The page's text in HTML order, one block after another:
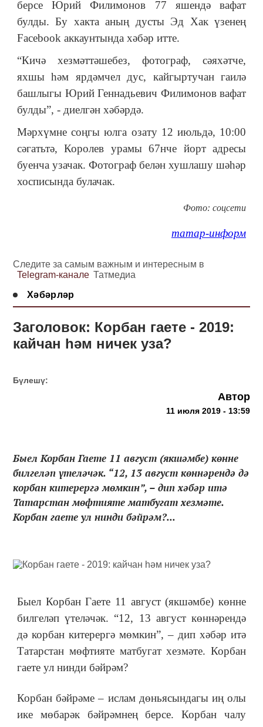
берсе Юрий Филимонов 77 яшендә вафат
булды. Бу хакта аның дусты Эд Хак үзенең
Facebook аккаунтында хәбәр итте.
“Кичә хезмәттәшебез, фотограф, сәяхәтче,
яхшы һәм ярдәмчел дус, кайгыртучан гаилә
башлыгы Юрий Геннадьевич Филимонов вафат
булды”, - диелгән хәбәрдә.
Мәрхүмне соңгы юлга озату 12 июльдә, 10:00
сәгатьтә, Королев урамы 67нче йорт адресы
буенча узачак. Фотограф белән хушлашу шәһәр
хосписында булачак.
Фото: соцсети
татар-информ
Следите за самым важным и интересным в
Telegram-канале Татмедиа
Хәбәрләр
Заголовок: Корбан гаете - 2019:
кайчан һәм ничек уза?
Бүлешү:
Автор
11 июля 2019 - 13:59
Быел Корбан Гаете 11 август (якшәмбе) көнне
билгеләп үтеләчәк. “12, 13 август көннәрендә дә
корбан китерергә мөмкин”, – дип хәбәр итә
Татарстан мөфтияте матбугат хезмәте.
Корбан гаете ул нинди бәйрәм?...
Быел Корбан Гаете 11 август (якшәмбе) көнне
билгеләп үтеләчәк. “12, 13 август көннәрендә
дә корбан китерергә мөмкин”, – дип хәбәр итә
Татарстан мөфтияте матбугат хезмәте. Корбан
гаете ул нинди бәйрәм?
Корбан бәйрәме – ислам дөньясындагы иң олы
ике мөбарәк бәйрәмнең берсе. Корбан чалу